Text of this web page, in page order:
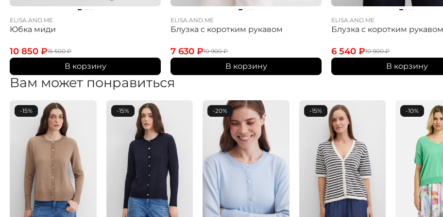
ELISA.AND.ME
Юбка миди
15 500₽
10 850 ₽
В корзину
ELISA.AND.ME
Блузка с коротким рукавом
10 900₽
7 630 ₽
В корзину
ELISA.AND.ME
Блузка с коротким рукавом
10 900₽
6 540 ₽
В корзину
Вам может понравиться
-15% -15% -20% -15% -10%